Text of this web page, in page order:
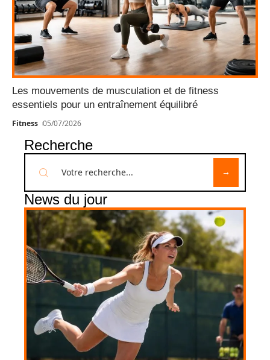
Les mouvements de musculation et de fitness
essentiels pour un entraînement équilibré
Fitness 05/07/2026
Recherche
News du jour